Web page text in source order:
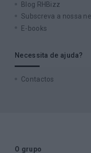
Blog RHBizz
Subscreva a nossa
E-books
Necessita de ajuda?
Contactos
O grupo